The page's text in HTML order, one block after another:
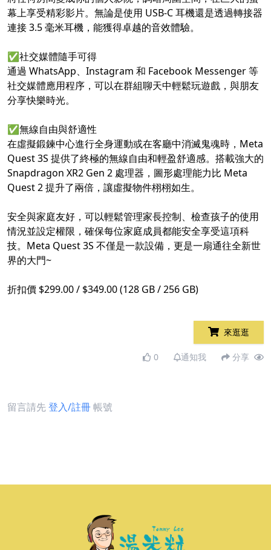
幕上享受精彩影片。無論是使用 USB-C 耳機還是透過轉接器
連接 3.5 毫米耳機，能獲得卓越的音效體驗。
✅社交媒體隨手可得
通過 WhatsApp、Instagram 和 Facebook Messenger 等
社交媒體應用程序，可以在群組聊天中輕鬆玩遊戲，與朋友
分享快樂時光。
✅無線自由與舒適性
在虛擬鍛鍊中心進行全身運動或在客廳中消滅鬼魂時，Meta
Quest 3S 提供了終極的無線自由和輕盈舒適感。搭載強大的
Snapdragon XR2 Gen 2 處理器，圖形處理能力比 Meta
Quest 2 提升了兩倍，讓虛擬物件栩栩如生。
安全與家庭友好，可以輕鬆管理家長控制、檢查孩子的使用
情況並設定權限，確保每位家庭成員都能安全享受這項科
技。Meta Quest 3S 不僅是一款設備，更是一扇通往全新世
界的大門~
折扣價 $299.00 / $349.00 (128 GB / 256 GB)
來逛逛
0 通知我 分享
留言請先登入/註冊帳號